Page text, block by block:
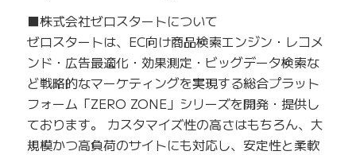
■株式会社ゼロスタートについて
ゼロスタートは、EC向け商品検索エンジン・レコメ
ンド・広告最適化・効果測定・ビッグデータ検索な
ど戦略的なマーケティングを実現する総合プラット
フォーム「ZERO ZONE」シリーズを開発・提供し
ております。 カスタマイズ性の高さはもちろん、大
規模かつ高負荷のサイトにも対応し、安定性と柔軟